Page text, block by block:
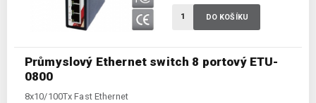
Průmyslový Ethernet switch 8 portový ETU-
0800
8x10/100Tx Fast Ethernet
DO KOŠÍKU